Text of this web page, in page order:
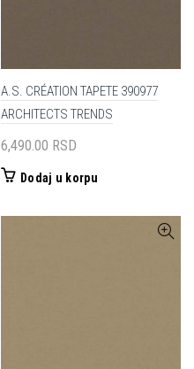
A.S. CRÉATION TAPETE 390977
ARCHITECTS TRENDS
6,490.00 RSD
Dodaj u korpu